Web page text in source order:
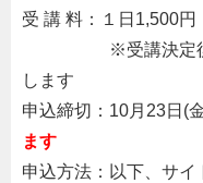
受 講 料：１日1,500円
※受講決定
します
申込締切：10月23日(
ます
申込方法：以下、サイ